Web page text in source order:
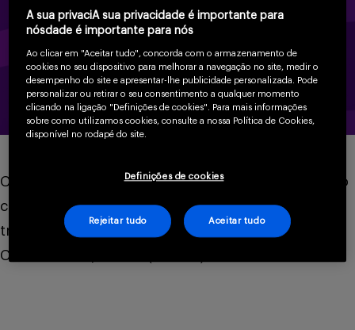
Sobre
Confira informações importantes sobre um estudo
clínico que avaliou um medicamento para o
tratamento de pacientes com Doença do Enxerto
Contra o Hospedeiro (DECHc).
A sua privaciA sua privacidade é importante para
nósdade é importante para nós
Ao clicar em "Aceitar tudo", concorda com o armazenamento de
cookies no seu dispositivo para melhorar a navegação no site, medir o
desempenho do site e apresentar-lhe publicidade personalizada. Pode
personalizar ou retirar o seu consentimento a qualquer momento
clicando na ligação "Definições de cookies". Para mais informações
sobre como utilizamos cookies, consulte a nossa Política de Cookies,
disponível no rodapé do site.
Definições de cookies
Rejeitar tudo Aceitar tudo